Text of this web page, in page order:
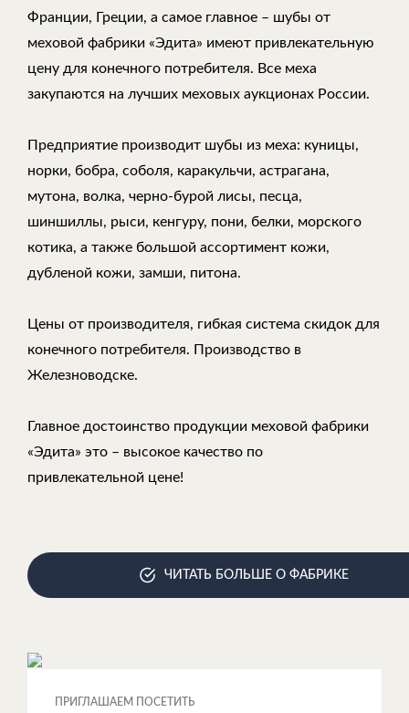
Франции, Греции, а самое главное – шубы от
меховой фабрики «Эдита» имеют привлекательную
цену для конечного потребителя. Все меха
закупаются на лучших меховых аукционах России.
Предприятие производит шубы из меха: куницы,
норки, бобра, соболя, каракульчи, астрагана,
мутона, волка, черно-бурой лисы, песца,
шиншиллы, рыси, кенгуру, пони, белки, морского
котика, а также большой ассортимент кожи,
дубленой кожи, замши, питона.
Цены от производителя, гибкая система скидок для
конечного потребителя. Производство в
Железноводске.
Главное достоинство продукции меховой фабрики
«Эдита» это – высокое качество по
привлекательной цене!
ЧИТАТЬ БОЛЬШЕ О ФАБРИКЕ
ПРИГЛАШАЕМ ПОСЕТИТЬ